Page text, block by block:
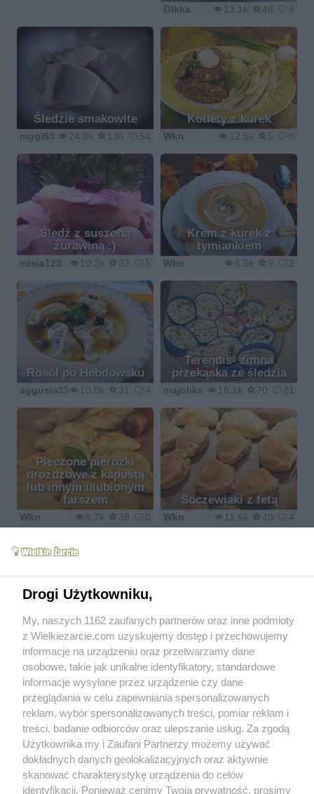
13.1k 46 8
Olkka
Śledzie smakowite
24.8k 136 54
mggi63
Kotlety z kurek
12.5k 5 0
Wkn
Śledź z suszoną
żurawiną :)
10.2k 37 5
misia123
Krem z kurek z
tymiankiem
6.5k 9 2
Wkn
Rosół po Hebdowsku
10.8k 31 4
aggusia35
Terendis- zimna
przekąska ze śledzia
16.1k 70 21
majolika
Pieczone pierożki
drożdżowe z kapustą
lub innym ulubionym
farszem
8.7k 38 0
Wkn
Soczewiaki z fetą
11.6k 40 4
Wkn
Kruche pierożki z
soczewicą
22
Czerwone śledzie
70
Wkn
Przepis na wigilijną
Moczkę
4.8k 3 1
Theatria
Sałatka jarzynowa
13.9k
je7mima
Drogi Użytkowniku,
My, naszych 1162 zaufanych partnerów oraz inne podmioty
z Wielkiezarcie.com uzyskujemy dostęp i przechowujemy
informacje na urządzeniu oraz przetwarzamy dane
osobowe, takie jak unikalne identyfikatory, standardowe
informacje wysyłane przez urządzenie czy dane
przeglądania w celu zapewniania spersonalizowanych
reklam, wybór spersonalizowanych treści, pomiar reklam i
treści, badanie odbiorców oraz ulepszanie usług. Za zgodą
Użytkownika my i Zaufani Partnerzy możemy używać
dokładnych danych geolokalizacyjnych oraz aktywnie
skanować charakterystykę urządzenia do celów
identyfikacji. Ponieważ cenimy Twoją prywatność, prosimy